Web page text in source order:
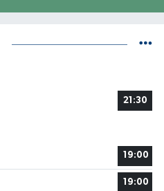
21:30
19:00
19:00